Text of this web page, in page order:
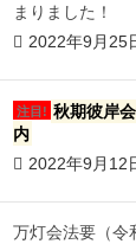
まりました！
2022年9月25
注目! 秋期彼岸
内
2022年9月12
万灯会法要（令